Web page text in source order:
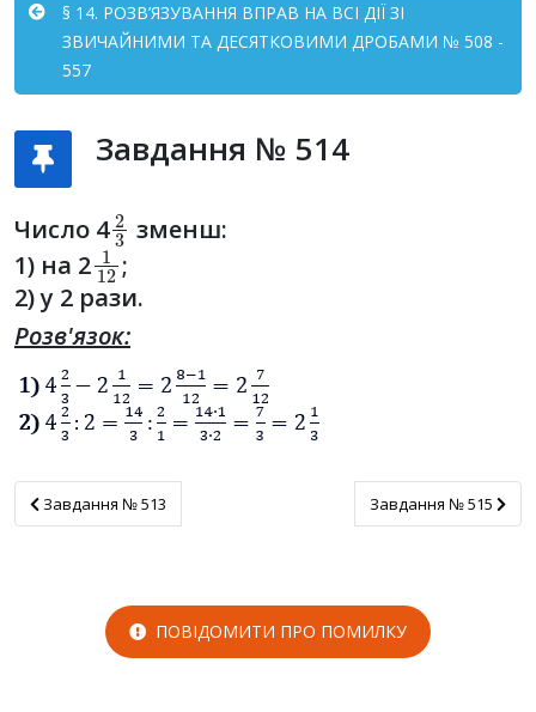
§ 14. РОЗВ’ЯЗУВАННЯ ВПРАВ НА ВСІ ДІЇ ЗІ
ЗВИЧАЙНИМИ ТА ДЕСЯТКОВИМИ ДРОБАМИ № 508 -
557
Завдання № 514
Число 4
2
зменш:
1) на 2
112
;
2) у 2 рази.
Розв'язок:
Завдання № 513
Завдання № 513 Завдання № 515
Завдання № 515
ПОВІДОМИТИ ПРО ПОМИЛКУ